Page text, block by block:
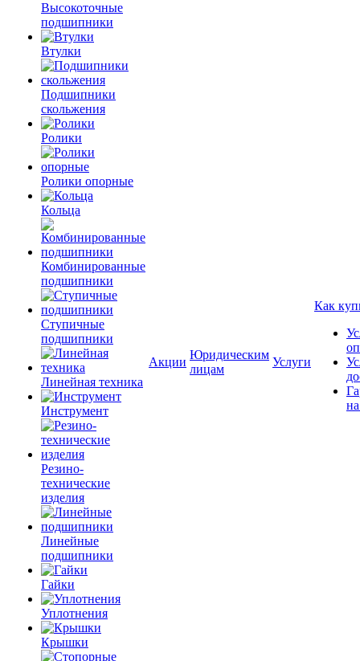
Высокоточные
подшипники
Втулки
Подшипники
скольжения
Ролики
Ролики опорные
Кольца
Комбинированные
подшипники
Ступичные
подшипники
Линейная техника
Инструмент
Резино-
технические
изделия
Линейные
подшипники
Гайки
Уплотнения
Крышки
Акции
Юридическим
лицам
Услуги
Как